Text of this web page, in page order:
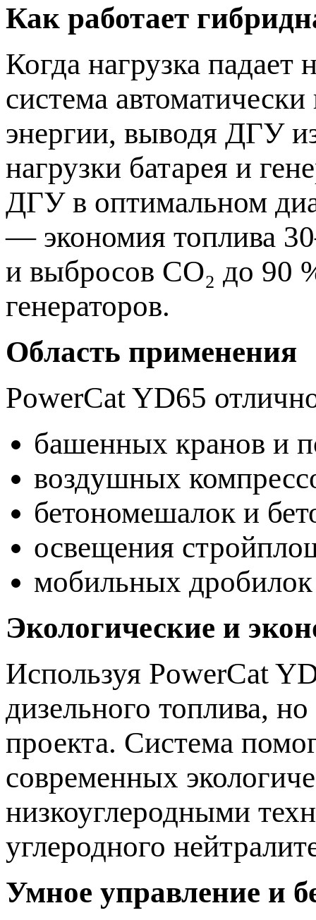
Как работает
Когда нагрузка падает
система
энергии, выводя ДГУ
нагрузки батарея и
ДГУ в оптимальном
— экономия топлива
и выбросов CO₂ до 90
генераторов.
Область применения
PowerCat YD65
башенных кранов и
воздушных
бетономешалок и
освещения
мобильных дробилок
Экологические и
Используя PowerCat
дизельного топлива,
проекта. Система
современных
низкоуглеродными
углеродного
Умное управление и